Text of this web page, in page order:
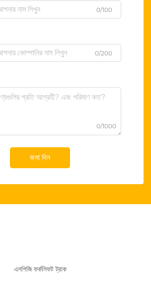
0/100
0/200
0/1000
জমা দিন
এলপিজি ফর্কলিফট ট্রাক